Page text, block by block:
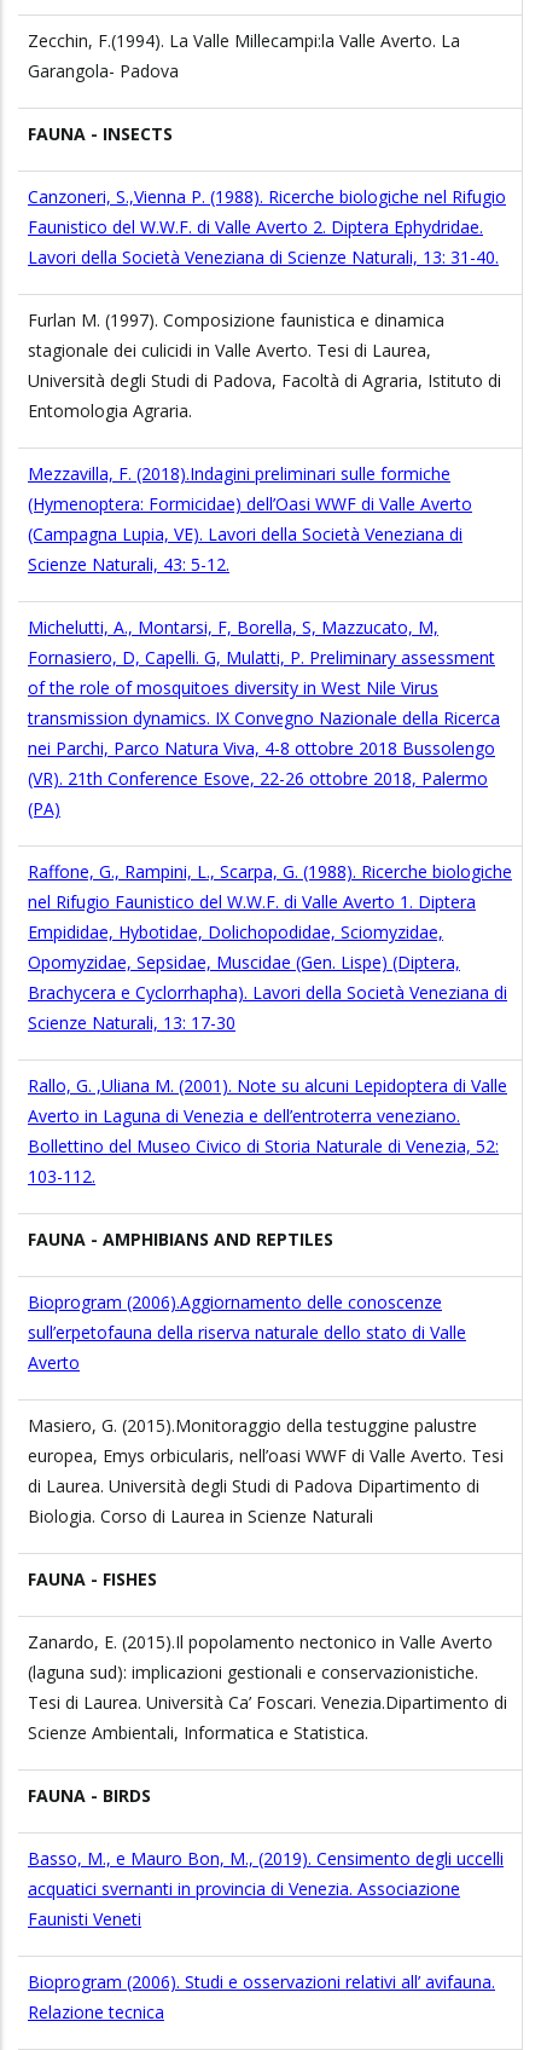
Zecchin, F.(1994). La Valle Millecampi:la Valle Averto. La
Garangola- Padova
FAUNA - INSECTS
Canzoneri, S.,Vienna P. (1988). Ricerche biologiche nel Rifugio
Faunistico del W.W.F. di Valle Averto 2. Diptera Ephydridae.
Lavori della Società Veneziana di Scienze Naturali, 13: 31-40.
Furlan M. (1997). Composizione faunistica e dinamica
stagionale dei culicidi in Valle Averto. Tesi di Laurea,
Università degli Studi di Padova, Facoltà di Agraria, Istituto di
Entomologia Agraria.
Mezzavilla, F. (2018).Indagini preliminari sulle formiche
(Hymenoptera: Formicidae) dell’Oasi WWF di Valle Averto
(Campagna Lupia, VE). Lavori della Società Veneziana di
Scienze Naturali, 43: 5-12.
Michelutti, A., Montarsi, F, Borella, S, Mazzucato, M,
Fornasiero, D, Capelli. G, Mulatti, P. Preliminary assessment
of the role of mosquitoes diversity in West Nile Virus
transmission dynamics. IX Convegno Nazionale della Ricerca
nei Parchi, Parco Natura Viva, 4-8 ottobre 2018 Bussolengo
(VR). 21th Conference Esove, 22-26 ottobre 2018, Palermo
(PA)
Raffone, G., Rampini, L., Scarpa, G. (1988). Ricerche biologiche
nel Rifugio Faunistico del W.W.F. di Valle Averto 1. Diptera
Empididae, Hybotidae, Dolichopodidae, Sciomyzidae,
Opomyzidae, Sepsidae, Muscidae (Gen. Lispe) (Diptera,
Brachycera e Cyclorrhapha). Lavori della Società Veneziana di
Scienze Naturali, 13: 17-30
Rallo, G. ,Uliana M. (2001). Note su alcuni Lepidoptera di Valle
Averto in Laguna di Venezia e dell’entroterra veneziano.
Bollettino del Museo Civico di Storia Naturale di Venezia, 52:
103-112.
FAUNA - AMPHIBIANS AND REPTILES
Bioprogram (2006).Aggiornamento delle conoscenze
sull’erpetofauna della riserva naturale dello stato di Valle
Averto
Masiero, G. (2015).Monitoraggio della testuggine palustre
europea, Emys orbicularis, nell’oasi WWF di Valle Averto. Tesi
di Laurea. Università degli Studi di Padova Dipartimento di
Biologia. Corso di Laurea in Scienze Naturali
FAUNA - FISHES
Zanardo, E. (2015).Il popolamento nectonico in Valle Averto
(laguna sud): implicazioni gestionali e conservazionistiche.
Tesi di Laurea. Università Ca’ Foscari. Venezia.Dipartimento di
Scienze Ambientali, Informatica e Statistica.
FAUNA - BIRDS
Basso, M., e Mauro Bon, M., (2019). Censimento degli uccelli
acquatici svernanti in provincia di Venezia. Associazione
Faunisti Veneti
Bioprogram (2006). Studi e osservazioni relativi all’ avifauna.
Relazione tecnica